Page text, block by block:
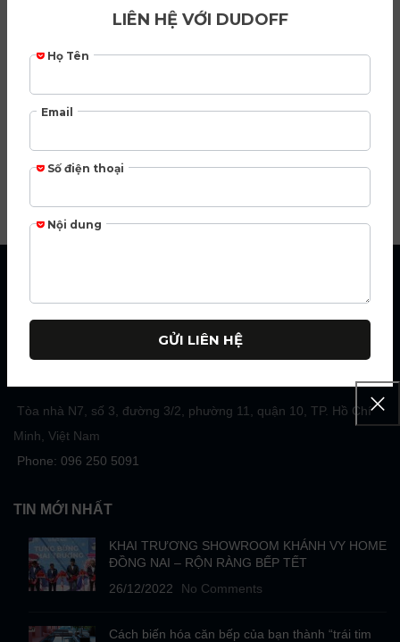
Khẳng định thương hiệu DUDOFF Vietnam chiếm ưu thế về
những bước tiến công nghệ mới và đột phá về thiết kế trong lĩnh
Tòa nhà N7, số 3, đường 3/2, phường 11, quận 10, TP. Hồ Chí
Minh, Việt Nam
Phone: 096 250 5091
TIN MỚI NHẤT
KHAI TRƯƠNG SHOWROOM KHÁNH VY HOME
ĐỒNG NAI – RỘN RÀNG BẾP TẾT
26/12/2022
No Comments
Cách biến hóa căn bếp của bạn thành “trái tim